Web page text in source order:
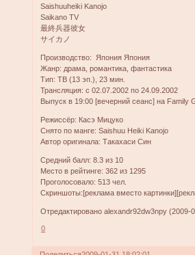
Saishuuheiki Kanojo
Saikano TV
最終兵器彼女
サイカノ
Производство: Япония Япония
Жанр: драма, романтика, фантастика
Тип: ТВ (13 эп.), 23 мин.
Трансляция: c 02.07.2002 по 24.09.2002
Выпуск в 19:00 [вечерний сеанс] на Family
Режиссёр: Касэ Мицуко
Снято по манге: Saishuu Heiki Kanojo
Автор оригинала: Такахаси Син
Средний балл: 8.3 из 10
Место в рейтинге: 362 из 1295
Проголосовало: 513 чел.
Скриншоты:[реклама вместо
Отредактировано alexandr92dw3npy (2009-
0